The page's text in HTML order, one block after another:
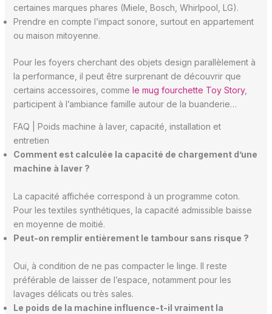
certaines marques phares (Miele, Bosch, Whirlpool, LG).
Prendre en compte l’impact sonore, surtout en appartement
ou maison mitoyenne.
Pour les foyers cherchant des objets design parallèlement à
la performance, il peut être surprenant de découvrir que
certains accessoires, comme le mug fourchette Toy Story,
participent à l’ambiance famille autour de la buanderie…
FAQ | Poids machine à laver, capacité, installation et
entretien
Comment est calculée la capacité de chargement d’une
machine à laver ?
La capacité affichée correspond à un programme coton.
Pour les textiles synthétiques, la capacité admissible baisse
en moyenne de moitié.
Peut-on remplir entièrement le tambour sans risque ?
Oui, à condition de ne pas compacter le linge. Il reste
préférable de laisser de l’espace, notamment pour les
lavages délicats ou très sales.
Le poids de la machine influence-t-il vraiment la